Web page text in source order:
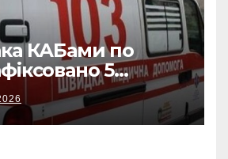
КАБами по
5
щонайменше